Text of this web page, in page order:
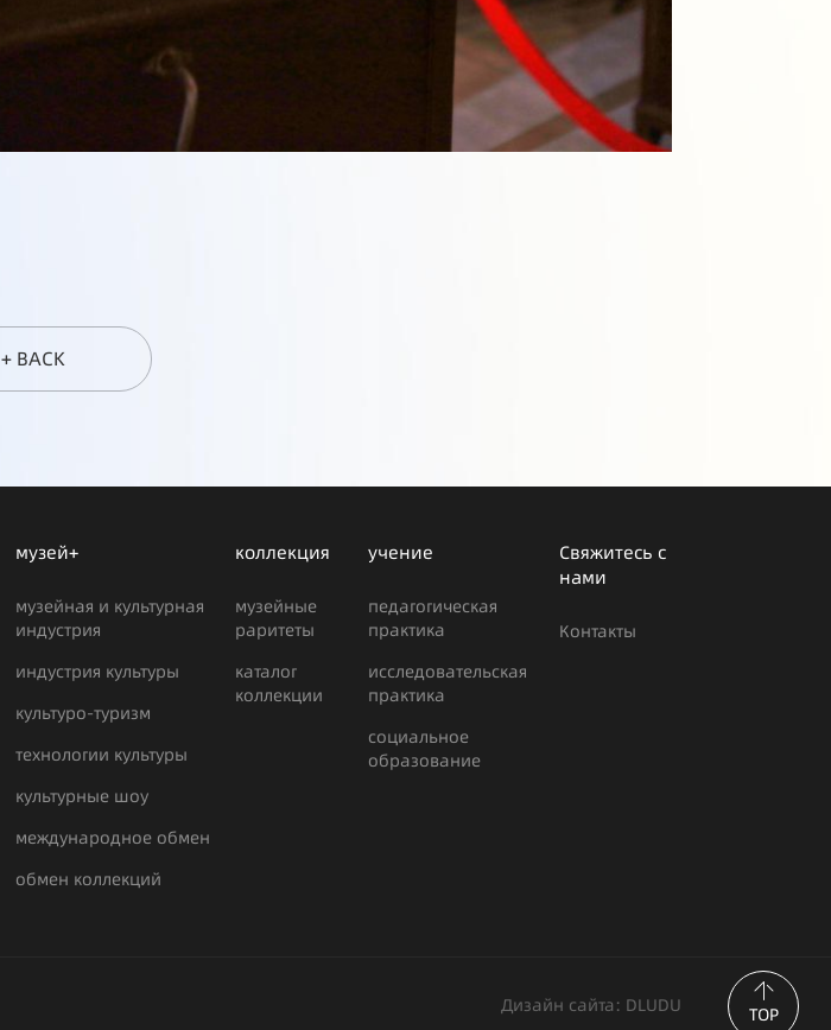
+ BACK
музей+
музейная и культурная
индустрия
индустрия культуры
культуро-туризм
технологии культуры
культурные шоу
международное обмен
обмен коллекций
коллекция
музейные
раритеты
каталог
коллекции
учение
педагогическая
практика
исследовательская
практика
социальное
образование
Свяжитесь с
нами
Контакты
Дизайн сайта: DLUDU TOP